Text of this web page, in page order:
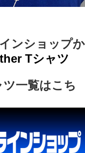
ンショップか
Tシャツ
一覧はこち